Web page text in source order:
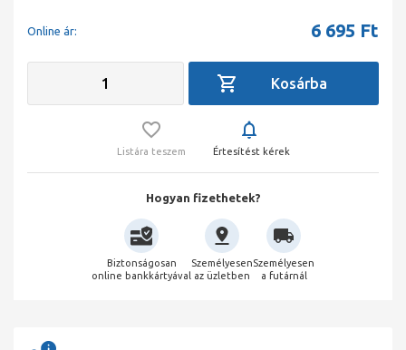
Online ár: 6 695 Ft
Listára teszem Értesítést kérek
Hogyan fizethetek?
Biztonságosan
online bankkártyával
Személyesen
az üzletben
Személyesen
a futárnál